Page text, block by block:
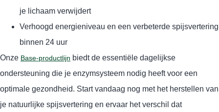
je lichaam verwijdert
Verhoogd energieniveau en een verbeterde spijsvertering
binnen 24 uur
Onze Base-productlijn biedt de essentiële dagelijkse
ondersteuning die je enzymsysteem nodig heeft voor een
optimale gezondheid. Start vandaag nog met het herstellen van
je natuurlijke spijsvertering en ervaar het verschil dat